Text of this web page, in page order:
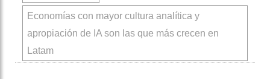
Economías con mayor cultura analítica y
apropiación de IA son las que más crecen en
Latam